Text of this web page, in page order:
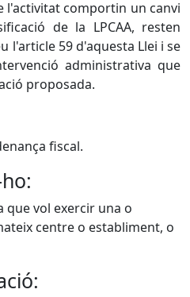
l'activitat comportin un canvi
de la LPCAA, resten
l'article 59 d'aquesta Llei i se
administrativa que
proposada.
fiscal.
que vol exercir una o
centre o establiment, o